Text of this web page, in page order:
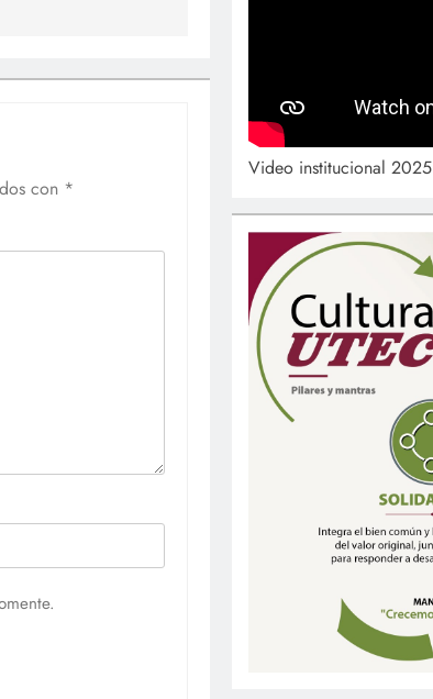
con *
Video institucional 2025